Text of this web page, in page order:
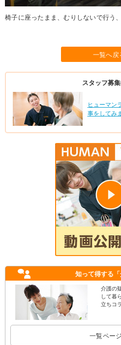
椅子に座ったまま、むりしないで行う
一覧へ戻
スタッフ募集
ヒューマン
事をしてみ
知って得する
介護の
して暮
立ちコ
一覧ペー